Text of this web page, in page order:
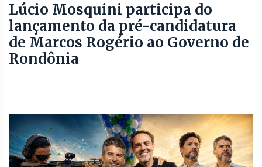
Lúcio Mosquini participa do
lançamento da pré-candidatura
de Marcos Rogério ao Governo de
Rondônia